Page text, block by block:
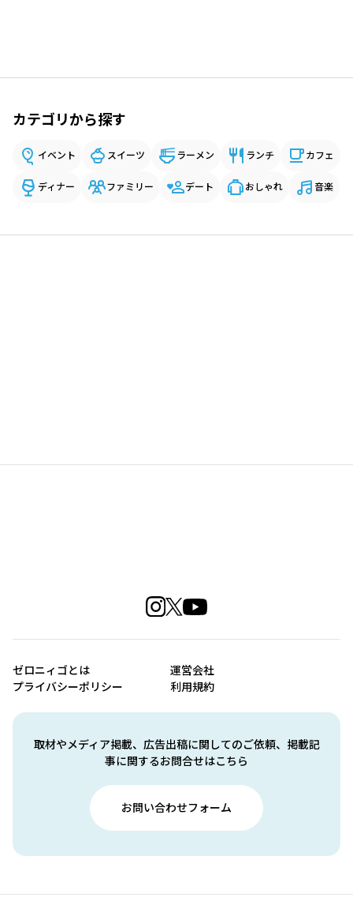
カテゴリから探す
イベント スイーツ ラーメン ランチ カフェ
ディナー ファミリー デート おしゃれ 音楽
取材やメディア掲載、広告出稿に関してのご依頼、掲載記
事に関するお問合せはこちら
お問い合わせフォーム
ゼロニィゴとは
運営会社
プライバシーポリシー
利用規約